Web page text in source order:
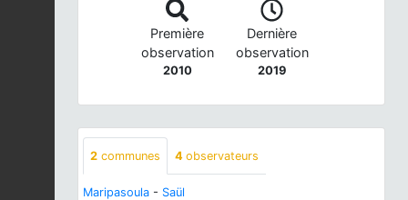
Première
observation
2010
Dernière
observation
2019
2 communes 4 observateurs
Maripasoula - Saül